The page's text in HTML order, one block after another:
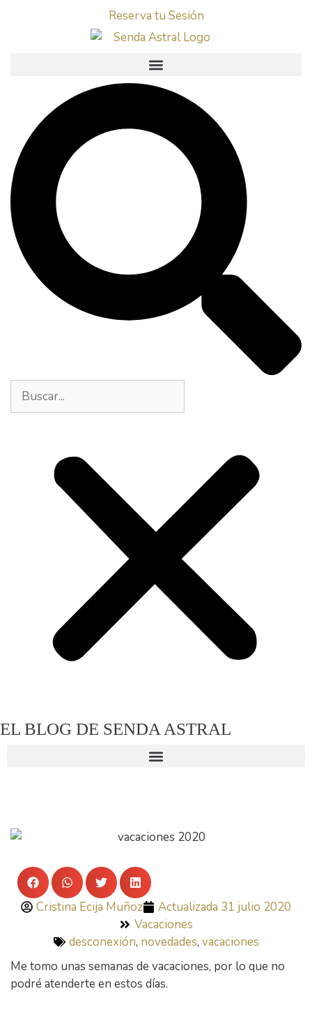
Reserva tu Sesión
EL BLOG DE SENDA ASTRAL
Cristina Ecija Muñoz Actualizada 31 julio 2020
Vacaciones
desconexión, novedades, vacaciones
Me tomo unas semanas de vacaciones, por lo que no
podré atenderte en estos días.